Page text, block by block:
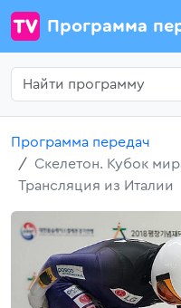
Программа
Программа передач
Скелетон. Кубок
Трансляция из Италии